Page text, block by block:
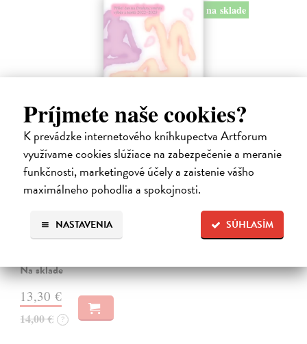
Príjmete naše cookies?
K prevádzke internetového kníhkupectva Artforum
využívame cookies slúžiace na zabezpečenie a meranie
funkčnosti, marketingové účely a zaistenie vášho
maximálneho pohodlia a spokojnosti.
SÚHLASÍM
NASTAVENIA
na sklade
Přišel čas na Druhou: směnu
kolektív autorov| Kniha
Nezávislý feministický magazín Druhá : směna přináší čtenářstvu
sebrané texty z prvních třech let svého fungování. V jednadvaceti
vybraných esejích, devíti básních a desítkách doprovodných ilustrací
Na sklade
13,30 €
14,00 € ?